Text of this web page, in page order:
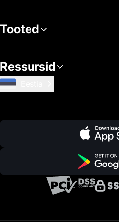
Tooted
Ressursid